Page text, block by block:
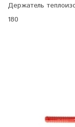
Держатель
180